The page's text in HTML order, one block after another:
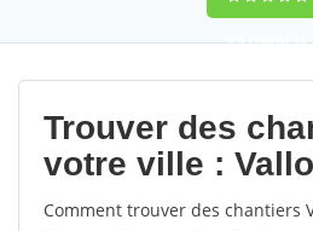
9,5(100%)45
votes
Trouver des
votre ville :
Comment trouver des chantiers